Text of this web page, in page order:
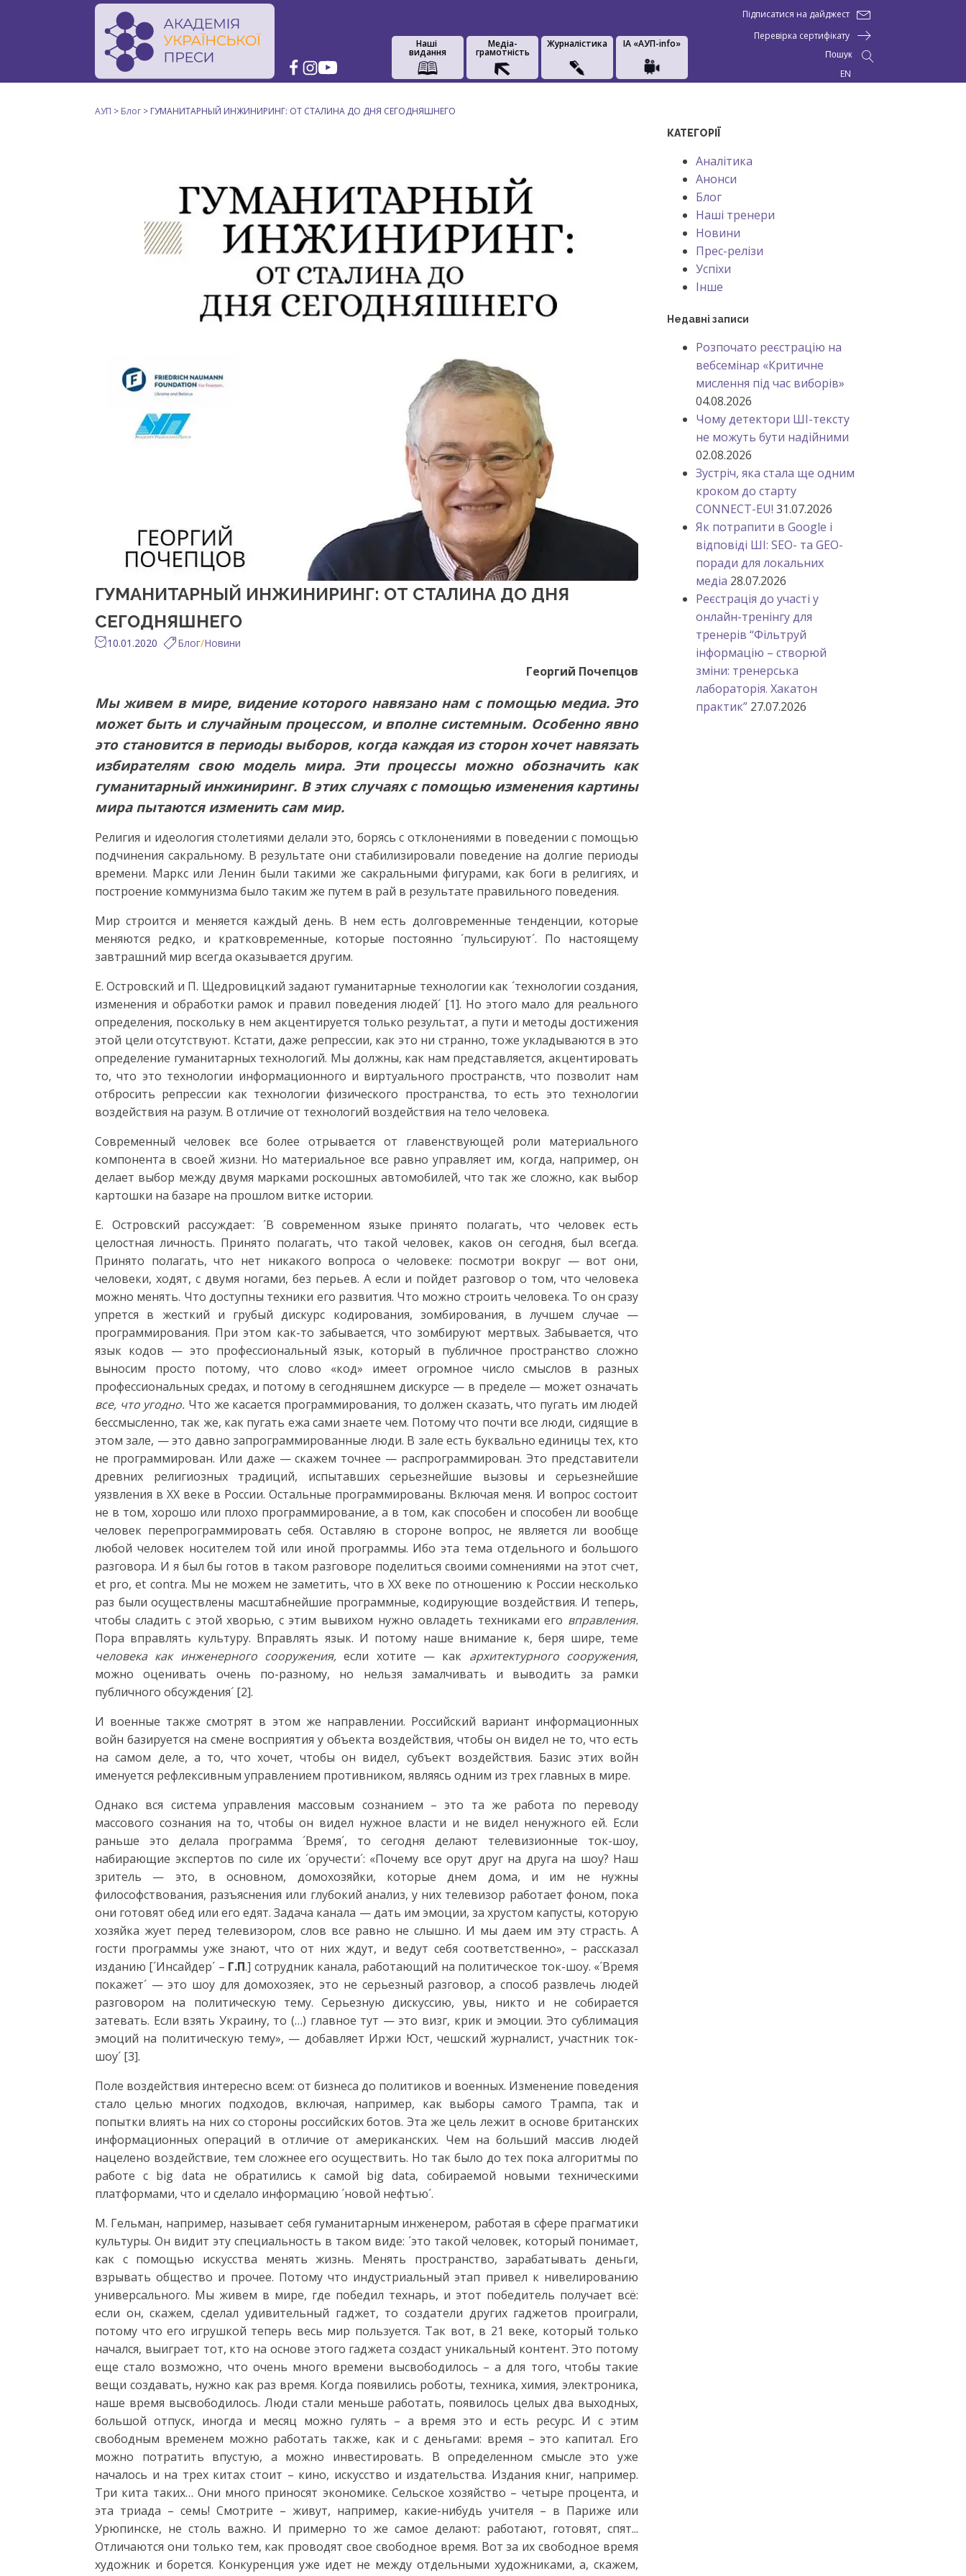
Наші
видання
Медіа-
грамотність
Журналістика IA «АУП-info»
Підписатися на дайджест
Перевірка сертифікату
Пошук
EN
АУП > Блог > ГУМАНИТАРНЫЙ ИНЖИНИРИНГ: ОТ СТАЛИНА ДО ДНЯ СЕГОДНЯШНЕГО
ГУМАНИТАРНЫЙ ИНЖИНИРИНГ: ОТ СТАЛИНА ДО ДНЯ
СЕГОДНЯШНЕГО
10.01.2020 Блог/Новини
Георгий Почепцов
Мы живем в мире, видение которого навязано нам с помощью медиа. Это
может быть и случайным процессом, и вполне системным. Особенно явно
это становится в периоды выборов, когда каждая из сторон хочет навязать
избирателям свою модель мира. Эти процессы можно обозначить как
гуманитарный инжиниринг. В этих случаях с помощью изменения картины
мира пытаются изменить сам мир.
Религия и идеология столетиями делали это, борясь с отклонениями в поведении с помощью
подчинения сакральному. В результате они стабилизировали поведение на долгие периоды
времени. Маркс или Ленин были такими же сакральными фигурами, как боги в религиях, и
построение коммунизма было таким же путем в рай в результате правильного поведения.
Мир строится и меняется каждый день. В нем есть долговременные тенденции, которые
меняются редко, и кратковременные, которые постоянно ´пульсируют´. По настоящему
завтрашний мир всегда оказывается другим.
Е. Островский и П. Щедровицкий задают гуманитарные технологии как ´технологии создания,
изменения и обработки рамок и правил поведения людей´ [1]. Но этого мало для реального
определения, поскольку в нем акцентируется только результат, а пути и методы достижения
этой цели отсутствуют. Кстати, даже репрессии, как это ни странно, тоже укладываются в это
определение гуманитарных технологий. Мы должны, как нам представляется, акцентировать
то, что это технологии информационного и виртуального пространств, что позволит нам
отбросить репрессии как технологии физического пространства, то есть это технологии
воздействия на разум. В отличие от технологий воздействия на тело человека.
Современный человек все более отрывается от главенствующей роли материального
компонента в своей жизни. Но материальное все равно управляет им, когда, например, он
делает выбор между двумя марками роскошных автомобилей, что так же сложно, как выбор
картошки на базаре на прошлом витке истории.
Е. Островский рассуждает: ´В современном языке принято полагать, что человек есть
целостная личность. Принято полагать, что такой человек, каков он сегодня, был всегда.
Принято полагать, что нет никакого вопроса о человеке: посмотри вокруг — вот они,
человеки, ходят, с двумя ногами, без перьев. А если и пойдет разговор о том, что человека
можно менять. Что доступны техники его развития. Что можно строить человека. То он сразу
упрется в жесткий и грубый дискурс кодирования, зомбирования, в лучшем случае —
программирования. При этом как-то забывается, что зомбируют мертвых. Забывается, что
язык кодов — это профессиональный язык, который в публичное пространство сложно
выносим просто потому, что слово «код» имеет огромное число смыслов в разных
профессиональных средах, и потому в сегодняшнем дискурсе — в пределе — может означать
все, что угодно. Что же касается программирования, то должен сказать, что пугать им людей
бессмысленно, так же, как пугать ежа сами знаете чем. Потому что почти все люди, сидящие в
этом зале, — это давно запрограммированные люди. В зале есть буквально единицы тех, кто
не программирован. Или даже — скажем точнее — распрограммирован. Это представители
древних религиозных традиций, испытавших серьезнейшие вызовы и серьезнейшие
уязвления в ХХ веке в России. Остальные программированы. Включая меня. И вопрос состоит
не в том, хорошо или плохо программирование, а в том, как способен и способен ли вообще
человек перепрограммировать себя. Оставляю в стороне вопрос, не является ли вообще
любой человек носителем той или иной программы. Ибо эта тема отдельного и большого
разговора. И я был бы готов в таком разговоре поделиться своими сомнениями на этот счет,
et pro, et contra. Мы не можем не заметить, что в ХХ веке по отношению к России несколько
раз были осуществлены масштабнейшие программные, кодирующие воздействия. И теперь,
чтобы сладить с этой хворью, с этим вывихом нужно овладеть техниками его вправления.
Пора вправлять культуру. Вправлять язык. И потому наше внимание к, беря шире, теме
человека как инженерного сооружения,если хотите — как архитектурного сооружения,
можно оценивать очень по-разному, но нельзя замалчивать и выводить за рамки
публичного обсуждения´ [2].
И военные также смотрят в этом же направлении. Российский вариант информационных
войн базируется на смене восприятия у объекта воздействия, чтобы он видел не то, что есть
на самом деле, а то, что хочет, чтобы он видел, субъект воздействия. Базис этих войн
именуется рефлексивным управлением противником, являясь одним из трех главных в мире.
Однако вся система управления массовым сознанием – это та же работа по переводу
массового сознания на то, чтобы он видел нужное власти и не видел ненужного ей. Если
раньше это делала программа ´Время´, то сегодня делают телевизионные ток-шоу,
набирающие экспертов по силе их ´оручести´: «Почему все орут друг на друга на шоу? Наш
зритель — это, в основном, домохозяйки, которые днем дома, и им не нужны
философствования, разъяснения или глубокий анализ, у них телевизор работает фоном, пока
они готовят обед или его едят. Задача канала — дать им эмоции, за хрустом капусты, которую
хозяйка жует перед телевизором, слов все равно не слышно. И мы даем им эту страсть. А
гости программы уже знают, что от них ждут, и ведут себя соответственно», – рассказал
изданию [´Инсайдер´ – Г.П.] сотрудник канала, работающий на политическое ток-шоу. «´Время
покажет´ — это шоу для домохозяек, это не серьезный разговор, а способ развлечь людей
разговором на политическую тему. Серьезную дискуссию, увы, никто и не собирается
затевать. Если взять Украину, то (…) главное тут — это визг, крик и эмоции. Это сублимация
эмоций на политическую тему», — добавляет Иржи Юст, чешский журналист, участник ток-
шоу´ [3].
Поле воздействия интересно всем: от бизнеса до политиков и военных. Изменение поведения
стало целью многих подходов, включая, например, как выборы самого Трампа, так и
попытки влиять на них со стороны российских ботов. Эта же цель лежит в основе британских
информационных операций в отличие от американских. Чем на больший массив людей
нацелено воздействие, тем сложнее его осуществить. Но так было до тех пока алгоритмы по
работе с big data не обратились к самой big data, собираемой новыми техническими
платформами, что и сделало информацию ´новой нефтью´.
М. Гельман, например, называет себя гуманитарным инженером, работая в сфере прагматики
культуры. Он видит эту специальность в таком виде: ´это такой человек, который понимает,
как с помощью искусства менять жизнь. Менять пространство, зарабатывать деньги,
взрывать общество и прочее. Потому что индустриальный этап привел к нивелированию
универсального. Мы живем в мире, где победил технарь, и этот победитель получает всё:
если он, скажем, сделал удивительный гаджет, то создатели других гаджетов проиграли,
потому что его игрушкой теперь весь мир пользуется. Так вот, в 21 веке, который только
начался, выиграет тот, кто на основе этого гаджета создаст уникальный контент. Это потому
еще стало возможно, что очень много времени высвободилось – а для того, чтобы такие
вещи создавать, нужно как раз время. Когда появились роботы, техника, химия, электроника,
наше время высвободилось. Люди стали меньше работать, появилось целых два выходных,
большой отпуск, иногда и месяц можно гулять – а время это и есть ресурс. И с этим
свободным временем можно работать также, как и с деньгами: время – это капитал. Его
можно потратить впустую, а можно инвестировать. В определенном смысле это уже
началось и на трех китах стоит – кино, искусство и издательства. Издания книг, например.
Три кита таких… Они много приносят экономике. Сельское хозяйство – четыре процента, и
эта триада – семь! Смотрите – живут, например, какие-нибудь учителя – в Париже или
Урюпинске, не столь важно. И примерно то же самое делают: работают, готовят, спят...
Отличаются они только тем, как проводят свое свободное время. Вот за их свободное время
художник и борется. Конкуренция уже идет не между отдельными художниками, а, скажем,
КАТЕГОРІЇ
Аналітика
Анонси
Блог
Наші тренери
Новини
Прес-релізи
Успіхи
Інше
Недавні записи
Розпочато реєстрацію на
вебсемінар «Критичне
мислення під час виборів»
04.08.2026
Чому детектори ШІ-тексту
не можуть бути надійними
02.08.2026
Зустріч, яка стала ще одним
кроком до старту
CONNECT-EU! 31.07.2026
Як потрапити в Google і
відповіді ШІ: SEO- та GEO-
поради для локальних
медіа 28.07.2026
Реєстрація до участі у
онлайн-тренінгу для
тренерів “Фільтруй
інформацію – створюй
зміни: тренерська
лабораторія. Хакатон
практик” 27.07.2026